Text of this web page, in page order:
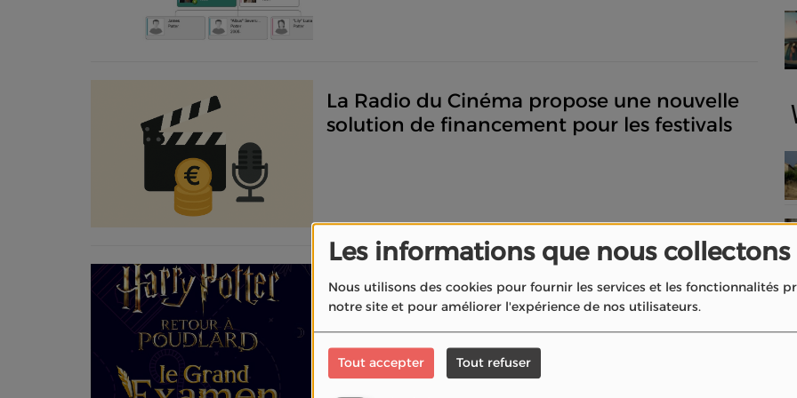
Les informations que nous collectons
Nous utilisons des cookies pour fournir les services et les fonctionnalités
notre site et pour améliorer l'expérience de nos utilisateurs.
Tout accepter Tout refuser
La Radio du Cinéma propose une nouvelle
solution de financement pour les festivals
Harry Potter : le “Grand Examen” de
Retour à Poudlard et en ligne partout en
France